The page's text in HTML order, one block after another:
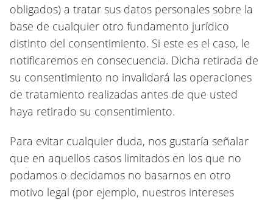
obligados) a tratar sus datos personales sobre la
base de cualquier otro fundamento jurídico
distinto del consentimiento. Si este es el caso, le
notificaremos en consecuencia. Dicha retirada de
su consentimiento no invalidará las operaciones
de tratamiento realizadas antes de que usted
haya retirado su consentimiento.
Para evitar cualquier duda, nos gustaría señalar
que en aquellos casos limitados en los que no
podamos o decidamos no basarnos en otro
motivo legal (por ejemplo, nuestros intereses